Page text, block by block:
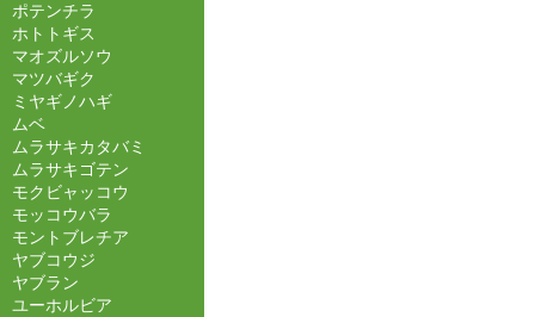
ポテンチラ
ホトトギス
マオズルソウ
マツバギク
ミヤギノハギ
ムベ
ムラサキカタバミ
ムラサキゴテン
モクビャッコウ
モッコウバラ
モントブレチア
ヤブコウジ
ヤブラン
ユーホルビア